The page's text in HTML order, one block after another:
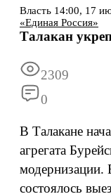
Власть 14:00, 17
«Единая Россия»
Талакан
2309
0
В Талакане
агрегата
модернизации.
состоялось